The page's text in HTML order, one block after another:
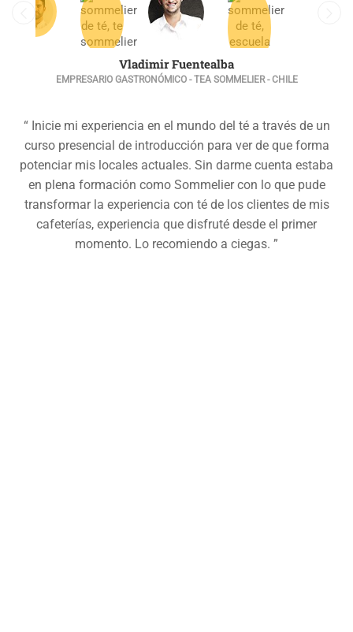
Vladimir Fuentealba
EMPRESARIO GASTRONÓMICO - TEA SOMMELIER - CHILE
“ Inicie mi experiencia en el mundo del té a través de un
curso presencial de introducción para ver de que forma
potenciar mis locales actuales. Sin darme cuenta estaba
en plena formación como Sommelier con lo que pude
transformar la experiencia con té de los clientes de mis
cafeterías, experiencia que disfruté desde el primer
momento. Lo recomiendo a ciegas. ”